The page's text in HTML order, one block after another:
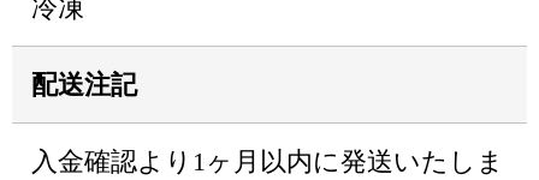
冷凍
配送注記
入金確認より1ヶ月以内に発送いたしま